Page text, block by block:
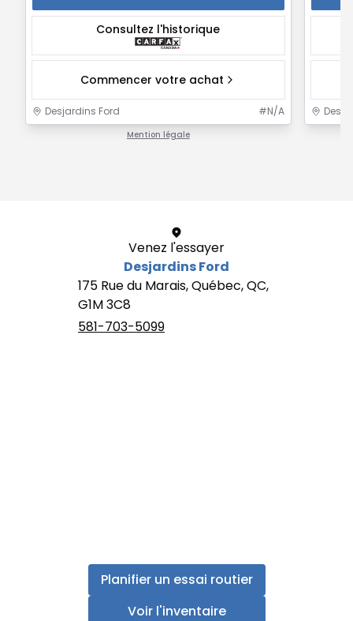
Consultez l'historique
Commencer votre achat
Desjardins Ford #N/A
Mention légale
Venez l'essayer
Desjardins Ford
175 Rue du Marais, Québec, QC,
G1M 3C8
581-703-5099
Planifier un essai routier
Voir l'inventaire